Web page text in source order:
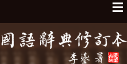
☰